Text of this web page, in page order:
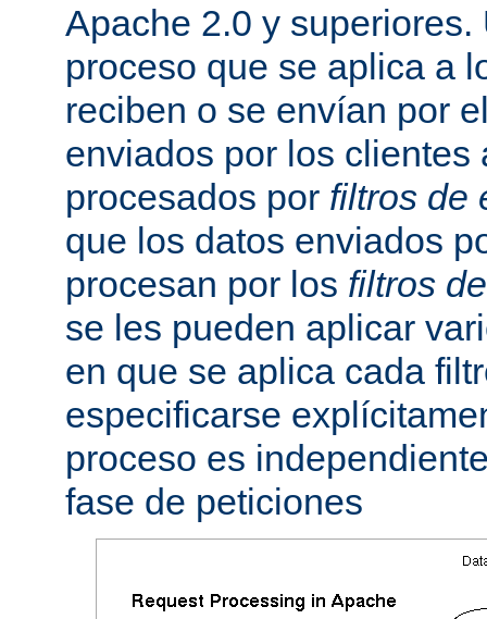
Apache 2.0 y
proceso que se aplica a
reciben o se envían por
enviados por los clientes
procesados por filtros de
que los datos enviados
procesan por los filtros
se les pueden aplicar
en que se aplica cada
especificarse
proceso es
fase de peticiones